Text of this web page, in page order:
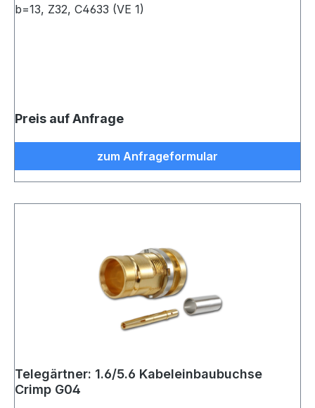
b=13, Z32, C4633 (VE 1)
Preis auf Anfrage
zum Anfrageformular
Telegärtner: 1.6/5.6 Kabeleinbaubuchse
Crimp G04